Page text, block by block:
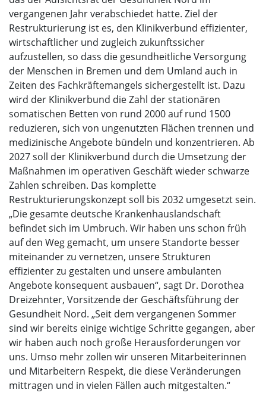
vergangenen Jahr verabschiedet hatte. Ziel der
Restrukturierung ist es, den Klinikverbund effizienter,
wirtschaftlicher und zugleich zukunftssicher
aufzustellen, so dass die gesundheitliche Versorgung
der Menschen in Bremen und dem Umland auch in
Zeiten des Fachkräftemangels sichergestellt ist. Dazu
wird der Klinikverbund die Zahl der stationären
somatischen Betten von rund 2000 auf rund 1500
reduzieren, sich von ungenutzten Flächen trennen und
medizinische Angebote bündeln und konzentrieren. Ab
2027 soll der Klinikverbund durch die Umsetzung der
Maßnahmen im operativen Geschäft wieder schwarze
Zahlen schreiben. Das komplette
Restrukturierungskonzept soll bis 2032 umgesetzt sein.
„Die gesamte deutsche Krankenhauslandschaft
befindet sich im Umbruch. Wir haben uns schon früh
auf den Weg gemacht, um unsere Standorte besser
miteinander zu vernetzen, unsere Strukturen
effizienter zu gestalten und unsere ambulanten
Angebote konsequent ausbauen“, sagt Dr. Dorothea
Dreizehnter, Vorsitzende der Geschäftsführung der
Gesundheit Nord. „Seit dem vergangenen Sommer
sind wir bereits einige wichtige Schritte gegangen, aber
wir haben auch noch große Herausforderungen vor
uns. Umso mehr zollen wir unseren Mitarbeiterinnen
und Mitarbeitern Respekt, die diese Veränderungen
mittragen und in vielen Fällen auch mitgestalten.“